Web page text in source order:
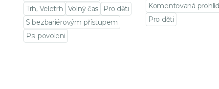
Trh, Veletrh
Volný čas
Pro děti
S bezbariérovým přístupem
Psi povoleni
Komentovaná
Pro děti